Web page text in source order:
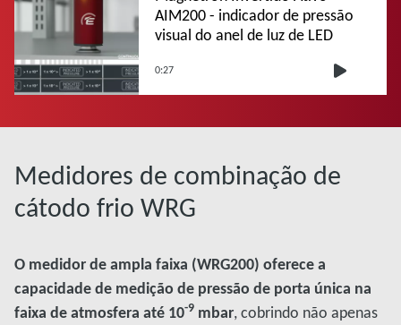
AIM200 - indicador de pressão
visual do anel de luz de LED
0:27
Medidores de combinação de
cátodo frio WRG
O medidor de ampla faixa (WRG200) oferece a
capacidade de medição de pressão de porta única na
faixa de atmosfera até 10-9 mbar, cobrindo não apenas